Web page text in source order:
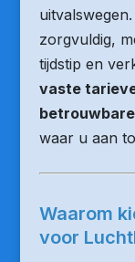
zorgvuldig,
tijdstip en
vaste
waar u aan
Waarom
voor